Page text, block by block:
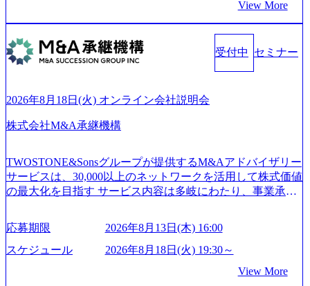
m/our-vision-production.appspot.com/public/images/202505021528
ンプレクス社は、FinTech領域に強みを持つITコンサルティ
ング会社で、NRI、NTTDATAと同じく世界のFinTech Ranki
ngsTop 100企業にも選出されている。ITコンサルティング、
特長 ビジネスへの深い理解を持つコンサルタントが集うXs
pearと、最先端テクノロジーに深い知見を持つシンプレクス
社またはグループ会社との協力体制を築いている Xspear社
sion-production.appspot.com/public/images/20240925204111_caa9
4e4b-6aae-45a6-a0ce-b98154c816a2_1153x543.webp メンバー情
報 (https://www.xspear.co.jp/member/)一部抜粋 - 伊勢山 昇吾氏:
業界で新規事業戦略、成長戦略、PMI推進、業務改革等の幅
広いプロジェクトに従事 - 鈴木健仁氏：新卒でベイカレン
トに入社し最年少ディレクターを経てXspearに参画 - 梶田
案、人事組織テーマに強みを持ち、メディア・エンタメ業
話 IoT社会の浸透、AIの加速等により半導体需要は世界中で
急伸長しており、それに伴い半導体製造装置の需要も伸長
中 https://storage.googleapis.com/our-vision-production.appspot.co
m/public/images/20260224131045_0fee4978-bb25-43a7-a367-542
6b95cd599_1200x543.webp https://storage.googleapis.com/our-visi
cb8-329e-4a45-a8f5-73d9728b2cd7_1200x486.webp https://storag
e.googleapis.com/our-vision-production.appspot.com/public/image
s/20260224131100_d8b3379f-6e64-4566-aea4-924f21977d35_120
0x460.webp https://storage.googleapis.com/our-vision-production.a
810e-138e27965ee8_1200x386.webp グローバル人財育成を目
的とした「語学研修」、効果的なプレゼンのポイントを掴
み実践に強くなるための「プレゼン研修」、自社キャリア
アドバイザーによる自身のキャリア構築をめざす「キャリ
スタイム制度を実施しており、月単位の決められた労働時
間の範囲内で、出社・退社の時刻を社員の自己裁量に委
ね、ワークライフバランスを図りながら効率的に働くこと
ができる 【休日】 土日祝休みの完全週休2日制 2025年度の
View More
受付中 セミナー
2026年8月18日(火) オンライン会社説明会
株式会社M&A承継機構
TWOSTONE&Sonsグループが提供するM&Aアドバイザリー
サービスは、30,000以上のネットワークを活用して株式価値
の最大化を目指す サービス内容は多岐にわたり、事業承継
リーなどが含まれており、幅広いニーズに対応 譲渡企業に
対しては完全成功報酬制を採用し、M&A以外の選択肢も尊
重する姿勢を持ち、将来の株価成長を取り込むスキームの
&A業界のリーディングカンパニーであり、領域にこだわら
応募期限
2026年8月13日(木) 16:00
スケジュール
2026年8月18日(火) 19:30～
View More